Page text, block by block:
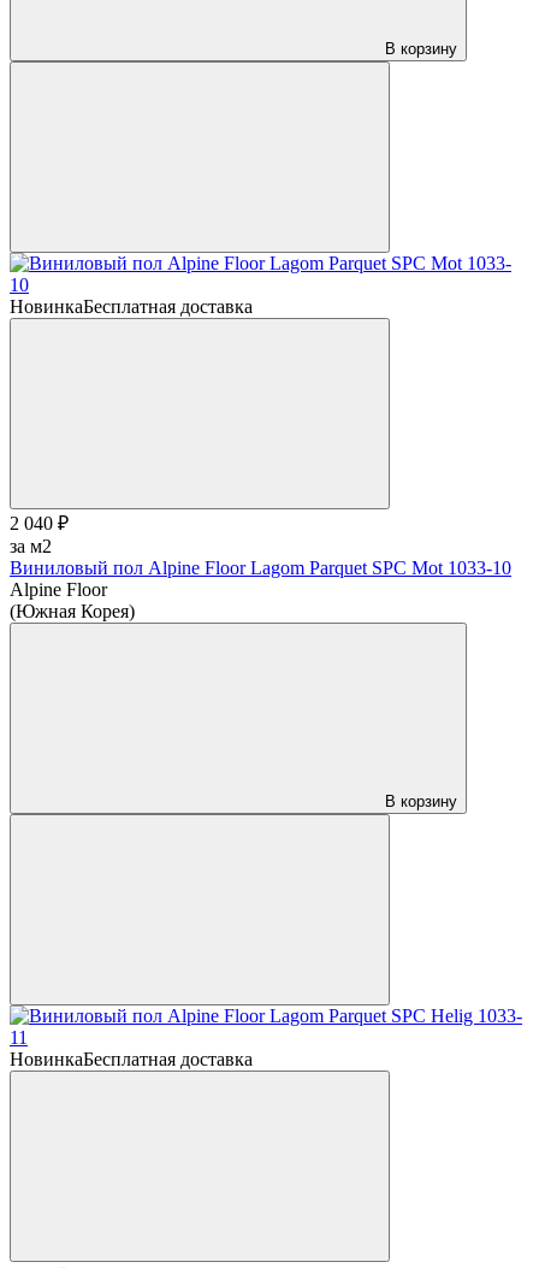
В корзину
НовинкаБесплатная доставка
2 040 ₽
за м2
Виниловый пол Alpine Floor Lagom Parquet SPC Mot 1033-10
Alpine Floor
(Южная Корея)
В корзину
НовинкаБесплатная доставка